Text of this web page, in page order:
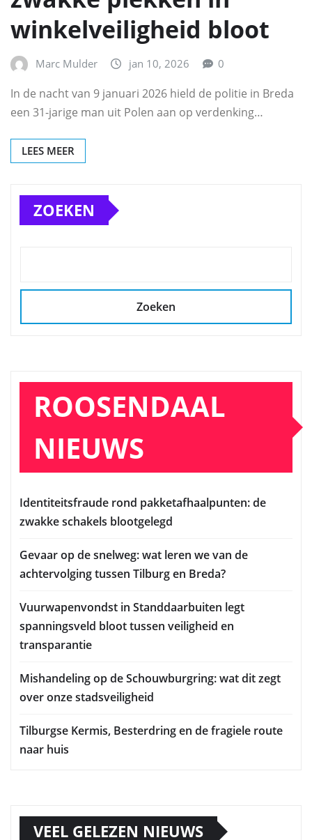
winkelveiligheid bloot
Marc Mulder jan 10, 2026 0
In de nacht van 9 januari 2026 hield de politie in Breda
een 31-jarige man uit Polen aan op verdenking…
LEES MEER
ZOEKEN
Zoeken
ROOSENDAAL
NIEUWS
Identiteitsfraude rond pakketafhaalpunten: de
zwakke schakels blootgelegd
Gevaar op de snelweg: wat leren we van de
achtervolging tussen Tilburg en Breda?
Vuurwapenvondst in Standdaarbuiten legt
spanningsveld bloot tussen veiligheid en
transparantie
Mishandeling op de Schouwburgring: wat dit zegt
over onze stadsveiligheid
Tilburgse Kermis, Besterdring en de fragiele route
naar huis
VEEL GELEZEN NIEUWS